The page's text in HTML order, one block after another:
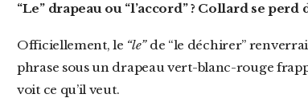
“Le” drapeau ou “l’accord” ? Collard se
Officiellement, le “le”de “le déchirer”
phrase sous un drapeau vert-blanc-rouge
voit ce qu’il veut.